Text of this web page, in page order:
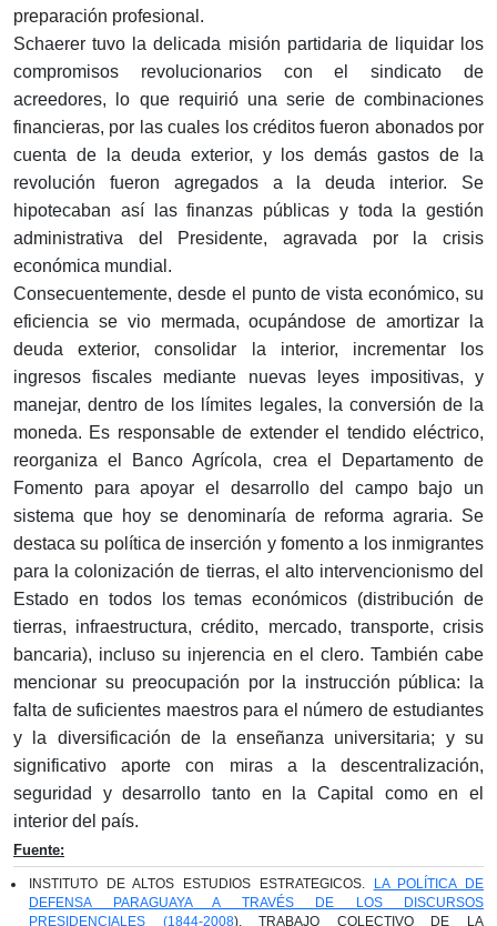
preparación profesional.
Schaerer tuvo la delicada misión partidaria de liquidar los
compromisos revolucionarios con el sindicato de
acreedores, lo que requirió una serie de combinaciones
financieras, por las cuales los créditos fueron abonados por
cuenta de la deuda exterior, y los demás gastos de la
revolución fueron agregados a la deuda interior. Se
hipotecaban así las finanzas públicas y toda la gestión
administrativa del Presidente, agravada por la crisis
económica mundial.
Consecuentemente, desde el punto de vista económico, su
eficiencia se vio mermada, ocupándose de amortizar la
deuda exterior, consolidar la interior, incrementar los
ingresos fiscales mediante nuevas leyes impositivas, y
manejar, dentro de los límites legales, la conversión de la
moneda. Es responsable de extender el tendido eléctrico,
reorganiza el Banco Agrícola, crea el Departamento de
Fomento para apoyar el desarrollo del campo bajo un
sistema que hoy se denominaría de reforma agraria. Se
destaca su política de inserción y fomento a los inmigrantes
para la colonización de tierras, el alto intervencionismo del
Estado en todos los temas económicos (distribución de
tierras, infraestructura, crédito, mercado, transporte, crisis
bancaria), incluso su injerencia en el clero. También cabe
mencionar su preocupación por la instrucción pública: la
falta de suficientes maestros para el número de estudiantes
y la diversificación de la enseñanza universitaria; y su
significativo aporte con miras a la descentralización,
seguridad y desarrollo tanto en la Capital como en el
interior del país.
Fuente:
INSTITUTO DE ALTOS ESTUDIOS ESTRATEGICOS.
LA POLÍTICA DE
DEFENSA PARAGUAYA A TRAVÉS DE LOS DISCURSOS
PRESIDENCIALES (1844-2008). TRABAJO COLECTIVO DE LA